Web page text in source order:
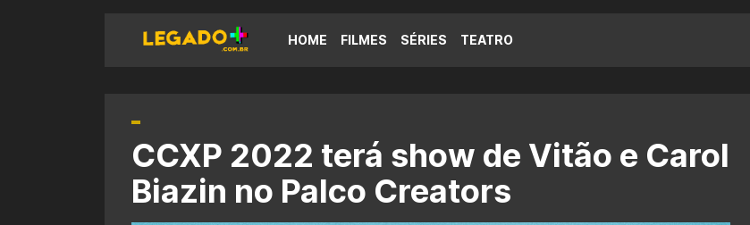
HOME FILMES SÉRIES TEATRO
CCXP 2022 terá show de Vitão e Carol
Biazin no Palco Creators